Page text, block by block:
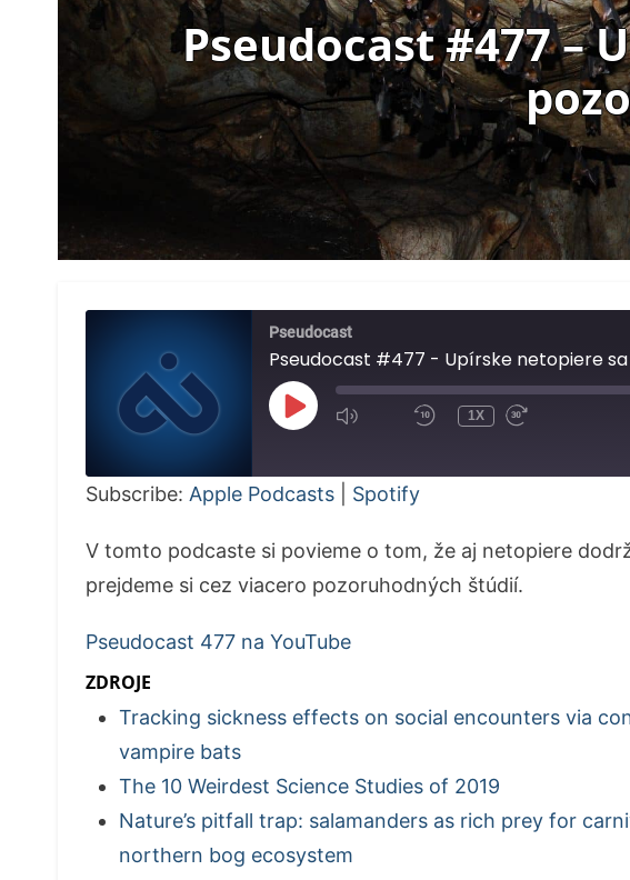
Pseudocast #477 –
Pseudocast
Pseudocast #477 - Upírske netopiere
PLAY
EPISODE
1X
Subscribe: Apple Podcasts Spotify
V tomto podcaste si povieme o tom, že aj netopiere
prejdeme si cez viacero pozoruhodných štúdií.
Pseudocast 477 na YouTube
ZDROJE
Tracking sickness effects on social encounters via
vampire bats
The 10 Weirdest Science Studies of 2019
Nature’s pitfall trap: salamanders as rich prey for
northern bog ecosystem